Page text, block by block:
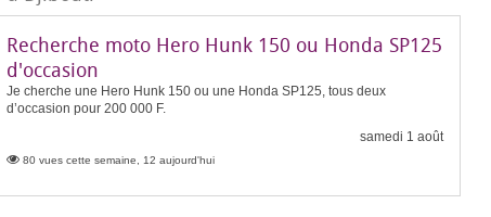
Recherche moto Hero Hunk 150 ou Honda SP125
d'occasion
Je cherche une Hero Hunk 150 ou une Honda SP125, tous deux
d’occasion pour 200 000 F.
samedi 1 août
80 vues cette semaine, 12 aujourd'hui